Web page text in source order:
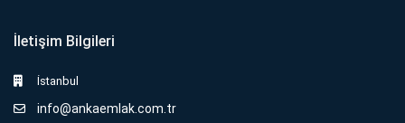
İletişim Bilgileri
İstanbul
info@ankaemlak.com.tr